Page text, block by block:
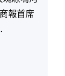
報首席